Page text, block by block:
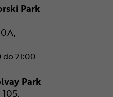
Park
do 21:00
Gdańsk - Morski Park
Park